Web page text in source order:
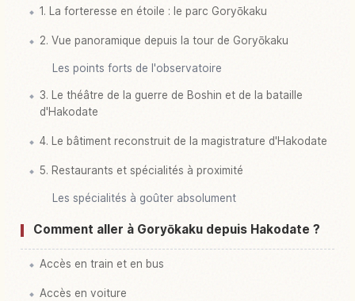
1. La forteresse en étoile : le parc Goryōkaku
2. Vue panoramique depuis la tour de Goryōkaku
Les points forts de l'observatoire
3. Le théâtre de la guerre de Boshin et de la bataille
d'Hakodate
4. Le bâtiment reconstruit de la magistrature d'Hakodate
5. Restaurants et spécialités à proximité
Les spécialités à goûter absolument
Comment aller à Goryōkaku depuis Hakodate ?
Accès en train et en bus
Accès en voiture